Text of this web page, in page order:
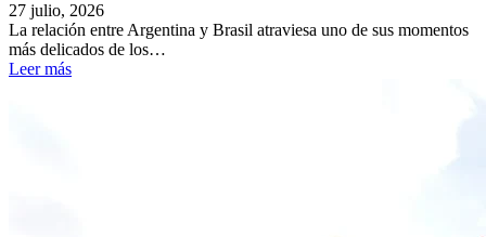
27 julio, 2026
La relación entre Argentina y Brasil atraviesa uno de sus momentos
más delicados de los…
Leer más